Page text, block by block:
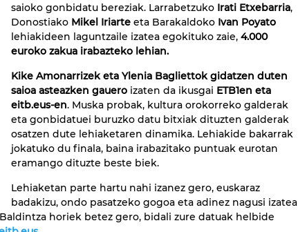
saioko gonbidatu bereziak. Larrabetzuko Irati Etxebarria,
Donostiako Mikel Iriarte eta Barakaldoko Ivan Poyato
lehiakideen laguntzaile izatea egokituko zaie, 4.000
euroko zakua irabazteko lehian.
Kike Amonarrizek eta Ylenia Bagliettok gidatzen duten
saioa asteazken gauero izaten da ikusgai ETB1en eta
eitb.eus-en. Muska probak, kultura orokorreko galderak
eta gonbidatuei buruzko datu bitxiak dituzten galderak
osatzen dute lehiaketaren dinamika. Lehiakide bakarrak
jokatuko du finala, baina irabazitako puntuak eurotan
eramango dituzte beste biek.
Lehiaketan parte hartu nahi izanez gero, euskaraz
badakizu, ondo pasatzeko gogoa eta adinez nagusi izatea
horiek betez gero, bidali zure datuak helbide